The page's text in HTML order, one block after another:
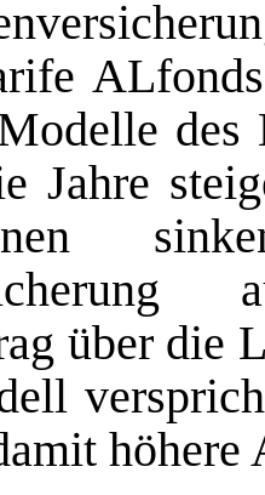
Jahre
über die
höhere